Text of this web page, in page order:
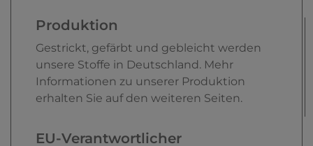
Produktion
Gestrickt, gefärbt und gebleicht werden
unsere Stoffe in Deutschland. Mehr
Informationen zu unserer Produktion
erhalten Sie auf den weiteren Seiten.
EU-Verantwortlicher